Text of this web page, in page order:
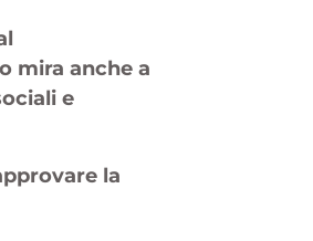
mira anche a
e
la